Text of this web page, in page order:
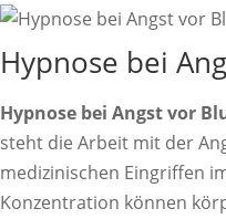
Hypnose bei
Hypnose bei Angst vor
steht die Arbeit mit der
medizinischen Eingriffen
Konzentration können